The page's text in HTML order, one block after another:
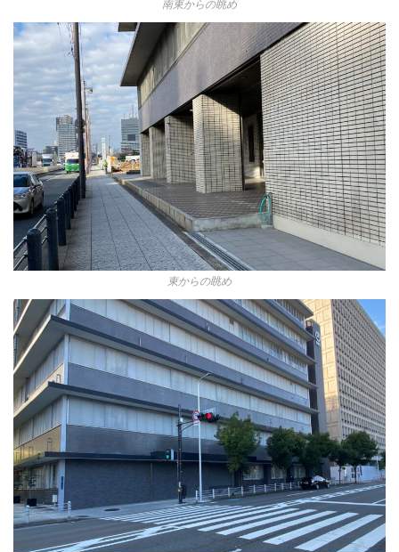
南東からの眺め
東からの眺め